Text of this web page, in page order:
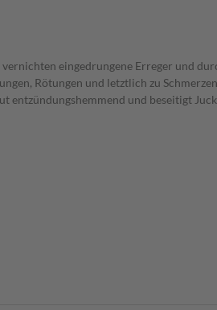
eingedrungene Erreger und
Rötungen und letztlich zu
und beseitigt